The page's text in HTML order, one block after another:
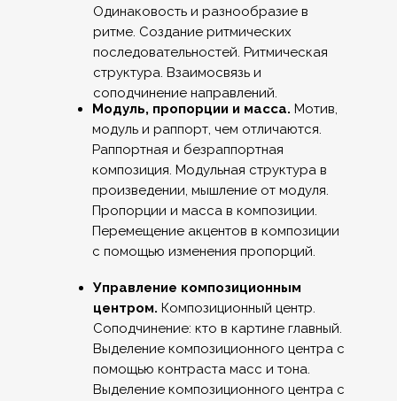
Одинаковость и разнообразие в
ритме. Создание ритмических
последовательностей. Ритмическая
структура. Взаимосвязь и
соподчинение направлений.
Модуль, пропорции и масса. Мотив,
модуль и раппорт, чем отличаются.
Раппортная и безраппортная
композиция. Модульная структура в
произведении, мышление от модуля.
Пропорции и масса в композиции.
Перемещение акцентов в композиции
с помощью изменения пропорций.
Управление композиционным
центром. Композиционный центр.
Соподчинение: кто в картине главный.
Выделение композиционного центра с
помощью контраста масс и тона.
Выделение композиционного центра с